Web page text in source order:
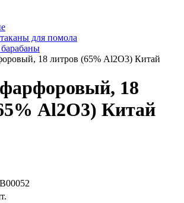
для помола
18 литров (65% Al2O3) Китай
18
Al2O3) Китай